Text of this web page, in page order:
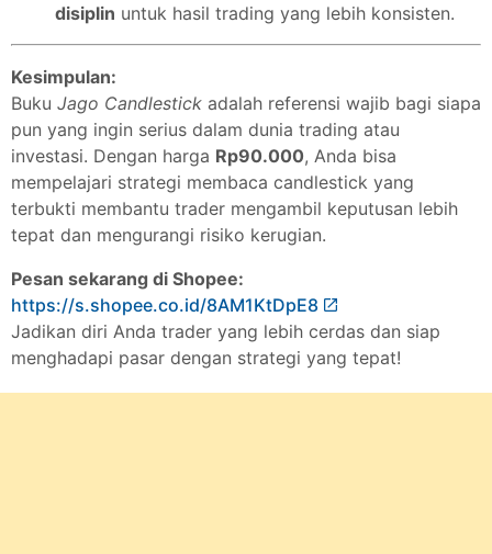
disiplin untuk hasil trading yang lebih konsisten.
Kesimpulan:
Buku Jago Candlestick adalah referensi wajib bagi siapa
pun yang ingin serius dalam dunia trading atau
investasi. Dengan harga Rp90.000, Anda bisa
mempelajari strategi membaca candlestick yang
terbukti membantu trader mengambil keputusan lebih
tepat dan mengurangi risiko kerugian.
Pesan sekarang di Shopee:
https://s.shopee.co.id/8AM1KtDpE8
Jadikan diri Anda trader yang lebih cerdas dan siap
menghadapi pasar dengan strategi yang tepat!